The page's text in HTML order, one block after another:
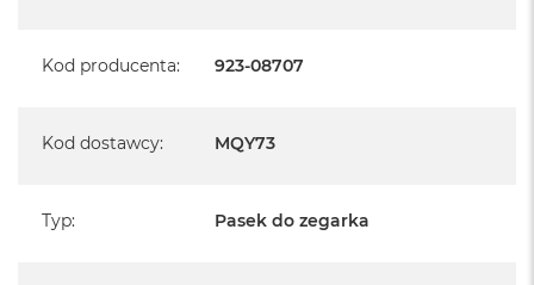
Kod producenta: 923-08707
Kod dostawcy: MQY73
Typ: Pasek do zegarka